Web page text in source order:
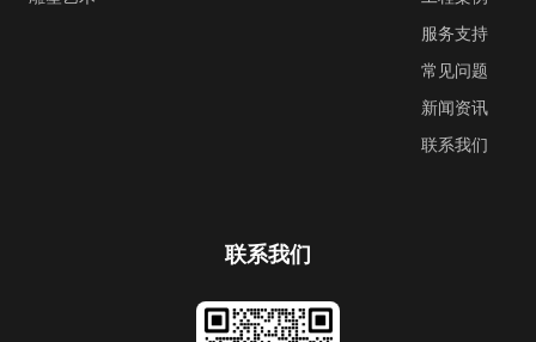
服务支持
常见问题
新闻资讯
联系我们
联系我们